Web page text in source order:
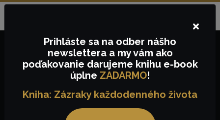
0,00€
×
Prihláste sa na odber nášho
newsletteraa my vám ako
poďakovanie darujeme knihu e-book
úplne ZADARMO!
Kniha: Zázraky každodenného života